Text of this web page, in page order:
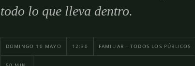
todo lo que lleva dentro.
DOMINGO 10 MAYO 12:30 FAMILIAR · TODOS LOS PÚBLICOS